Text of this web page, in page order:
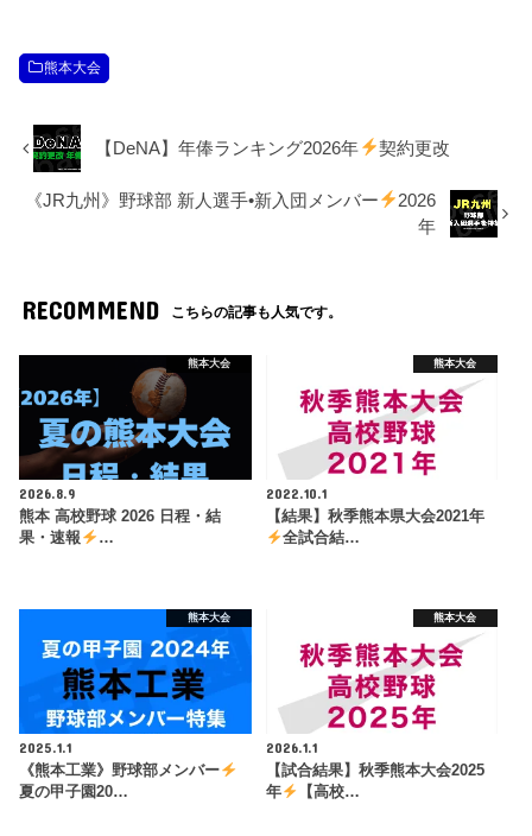
熊本大会
【DeNA】年俸ランキング2026年 契約更改
《JR九州》野球部 新人選手•新入団メンバー
2026
年
RECOMMEND こちらの記事も人気です。
熊本大会
2026.8.9
熊本 高校野球 2026 日程・結
果・速報
…
熊本大会
2022.10.1
【結果】秋季熊本県大会2021年
全試合結…
熊本大会
2025.1.1
《熊本工業》野球部メンバー
夏の甲子園20…
熊本大会
2026.1.1
【試合結果】秋季熊本大会2025
年
【高校…